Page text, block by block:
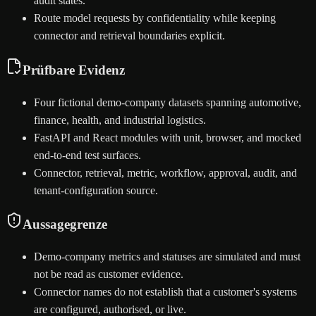
Route model requests by confidentiality while keeping
connector and retrieval boundaries explicit.
Prüfbare Evidenz
Four fictional demo-company datasets spanning automotive,
finance, health, and industrial logistics.
FastAPI and React modules with unit, browser, and mocked
end-to-end test surfaces.
Connector, retrieval, metric, workflow, approval, audit, and
tenant-configuration source.
Aussagegrenze
Demo-company metrics and statuses are simulated and must
not be read as customer evidence.
Connector names do not establish that a customer's systems
are configured, authorised, or live.